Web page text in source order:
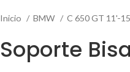
Inicio BMW C 650 GT 11'-
Soporte